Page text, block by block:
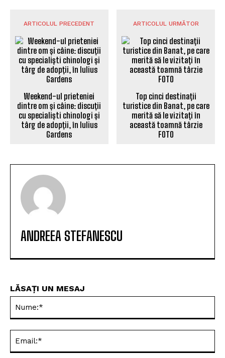
ARTICOLUL PRECEDENT
Weekend-ul prieteniei
dintre om și câine: discuții
cu specialiști chinologi și
târg de adopții, în Iulius
Gardens
ARTICOLUL URMĂTOR
Top cinci destinații
turistice din Banat, pe care
merită să le vizitați în
această toamnă târzie
FOTO
ANDREEA STEFANESCU
LĂSAȚI UN MESAJ